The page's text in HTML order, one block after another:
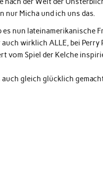
nur Micha und ich uns das.
es nun lateinamerikanische
wirklich ALLE, bei
vom Spiel der Kelche
gleich glücklich